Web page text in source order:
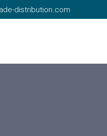
distribution.com